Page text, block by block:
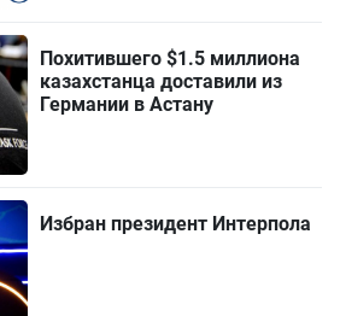
Похитившего $1.5 миллиона
казахстанца доставили из
Германии в Астану
Избран президент Интерпола